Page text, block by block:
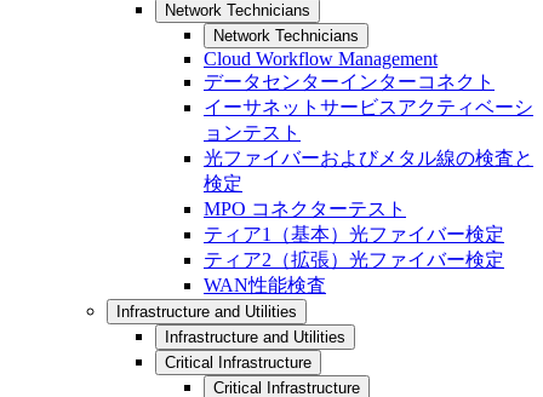
Network Technicians
Network Technicians
Cloud Workflow Management
データセンターインターコネクト
イーサネットサービスアクティベーシ
ョンテスト
光ファイバーおよびメタル線の検査と
検定
MPO コネクターテスト
ティア1（基本）光ファイバー検定
ティア2（拡張）光ファイバー検定
WAN性能検査
Infrastructure and Utilities
Infrastructure and Utilities
Critical Infrastructure
Critical Infrastructure